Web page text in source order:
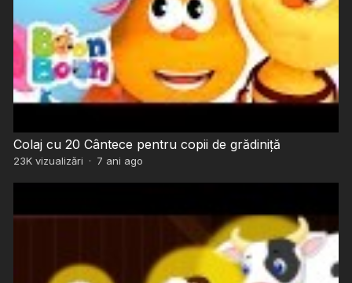
Colaj cu 20 Cântece pentru copii de grădiniță
23Kvizualizări · 7 ani ago